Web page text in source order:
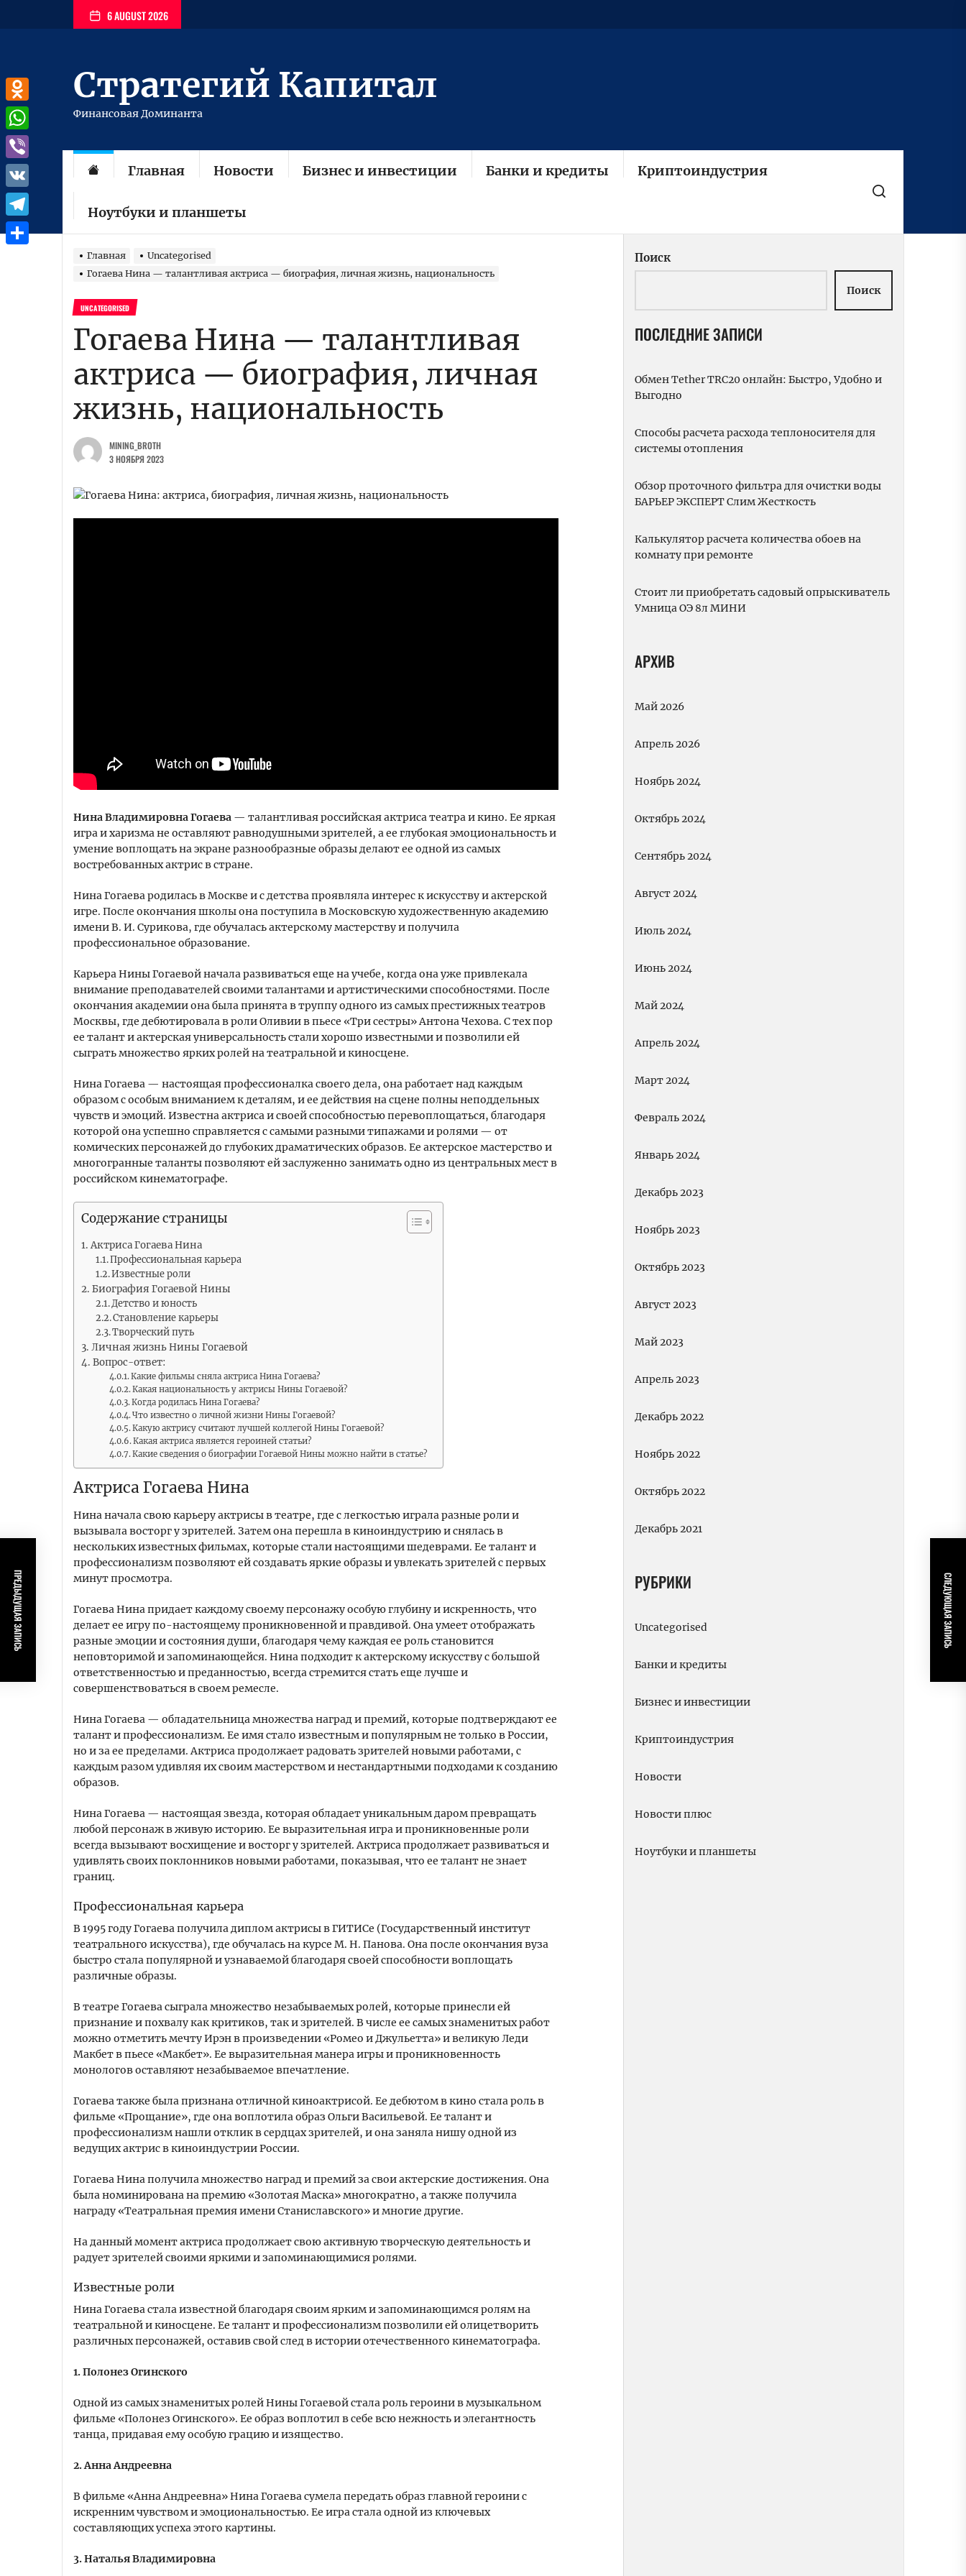
6 AUGUST 2026
Стратегий Капитал
Финансовая Доминанта
Главная Новости Бизнес и инвестиции Банки и кредиты Криптоиндустрия
Ноутбуки и планшеты
Главная
Uncategorised
Гогаева Нина — талантливая актриса — биография, личная жизнь, национальность
UNCATEGORISED
Гогаева Нина — талантливая
актриса — биография, личная
жизнь, национальность
MINING_BROTH
3 НОЯБРЯ 2023
Нина Владимировна Гогаева — талантливая российская актриса театра и кино. Ее яркая
игра и харизма не оставляют равнодушными зрителей, а ее глубокая эмоциональность и
умение воплощать на экране разнообразные образы делают ее одной из самых
востребованных актрис в стране.
Нина Гогаева родилась в Москве и с детства проявляла интерес к искусству и актерской
игре. После окончания школы она поступила в Московскую художественную академию
имени В. И. Сурикова, где обучалась актерскому мастерству и получила
профессиональное образование.
Карьера Нины Гогаевой начала развиваться еще на учебе, когда она уже привлекала
внимание преподавателей своими талантами и артистическими способностями. После
окончания академии она была принята в труппу одного из самых престижных театров
Москвы, где дебютировала в роли Оливии в пьесе «Три сестры» Антона Чехова. С тех пор
ее талант и актерская универсальность стали хорошо известными и позволили ей
сыграть множество ярких ролей на театральной и киносцене.
Нина Гогаева — настоящая профессионалка своего дела, она работает над каждым
образом с особым вниманием к деталям, и ее действия на сцене полны неподдельных
чувств и эмоций. Известна актриса и своей способностью перевоплощаться, благодаря
которой она успешно справляется с самыми разными типажами и ролями — от
комических персонажей до глубоких драматических образов. Ее актерское мастерство и
многогранные таланты позволяют ей заслуженно занимать одно из центральных мест в
российском кинематографе.
Содержание страницы
Актриса Гогаева Нина
Профессиональная карьера
Известные роли
Биография Гогаевой Нины
Детство и юность
Становление карьеры
Творческий путь
Личная жизнь Нины Гогаевой
Вопрос-ответ:
Какие фильмы сняла актриса Нина Гогаева?
Какая национальность у актрисы Нины Гогаевой?
Когда родилась Нина Гогаева?
Что известно о личной жизни Нины Гогаевой?
Какую актрису считают лучшей коллегой Нины Гогаевой?
Какая актриса является героиней статьи?
Какие сведения о биографии Гогаевой Нины можно найти в статье?
Актриса Гогаева Нина
Нина начала свою карьеру актрисы в театре, где с легкостью играла разные роли и
вызывала восторг у зрителей. Затем она перешла в киноиндустрию и снялась в
нескольких известных фильмах, которые стали настоящими шедеврами. Ее талант и
профессионализм позволяют ей создавать яркие образы и увлекать зрителей с первых
минут просмотра.
Гогаева Нина придает каждому своему персонажу особую глубину и искренность, что
делает ее игру по-настоящему проникновенной и правдивой. Она умеет отображать
разные эмоции и состояния души, благодаря чему каждая ее роль становится
неповторимой и запоминающейся. Нина подходит к актерскому искусству с большой
ответственностью и преданностью, всегда стремится стать еще лучше и
совершенствоваться в своем ремесле.
Нина Гогаева — обладательница множества наград и премий, которые подтверждают ее
талант и профессионализм. Ее имя стало известным и популярным не только в России,
но и за ее пределами. Актриса продолжает радовать зрителей новыми работами, с
каждым разом удивляя их своим мастерством и нестандартными подходами к созданию
образов.
Нина Гогаева — настоящая звезда, которая обладает уникальным даром превращать
любой персонаж в живую историю. Ее выразительная игра и проникновенные роли
всегда вызывают восхищение и восторг у зрителей. Актриса продолжает развиваться и
удивлять своих поклонников новыми работами, показывая, что ее талант не знает
границ.
Профессиональная карьера
В 1995 году Гогаева получила диплом актрисы в ГИТИСе (Государственный институт
театрального искусства), где обучалась на курсе М. Н. Панова. Она после окончания вуза
быстро стала популярной и узнаваемой благодаря своей способности воплощать
различные образы.
В театре Гогаева сыграла множество незабываемых ролей, которые принесли ей
признание и похвалу как критиков, так и зрителей. В числе ее самых знаменитых работ
можно отметить мечту Ирэн в произведении «Ромео и Джульетта» и великую Леди
Макбет в пьесе «Макбет». Ее выразительная манера игры и проникновенность
монологов оставляют незабываемое впечатление.
Гогаева также была признана отличной киноактрисой. Ее дебютом в кино стала роль в
фильме «Прощание», где она воплотила образ Ольги Васильевой. Ее талант и
профессионализм нашли отклик в сердцах зрителей, и она заняла нишу одной из
ведущих актрис в киноиндустрии России.
Гогаева Нина получила множество наград и премий за свои актерские достижения. Она
была номинирована на премию «Золотая Маска» многократно, а также получила
награду «Театральная премия имени Станиславского» и многие другие.
На данный момент актриса продолжает свою активную творческую деятельность и
радует зрителей своими яркими и запоминающимися ролями.
Известные роли
Нина Гогаева стала известной благодаря своим ярким и запоминающимся ролям на
театральной и киносцене. Ее талант и профессионализм позволили ей олицетворить
различных персонажей, оставив свой след в истории отечественного кинематографа.
1. Полонез Огинского
Одной из самых знаменитых ролей Нины Гогаевой стала роль героини в музыкальном
фильме «Полонез Огинского». Ее образ воплотил в себе всю нежность и элегантность
танца, придавая ему особую грацию и изящество.
2. Анна Андреевна
В фильме «Анна Андреевна» Нина Гогаева сумела передать образ главной героини с
искренним чувством и эмоциональностью. Ее игра стала одной из ключевых
составляющих успеха этого картины.
3. Наталья Владимировна
ПРЕДЫДУЩАЯ ЗАПИСЬ СЛЕДУЮЩАЯ ЗАПИСЬ
Поиск
Поиск
ПОСЛЕДНИЕ ЗАПИСИ
Обмен Tether TRC20 онлайн: Быстро, Удобно и
Выгодно
Способы расчета расхода теплоносителя для
системы отопления
Обзор проточного фильтра для очистки воды
БАРЬЕР ЭКСПЕРТ Слим Жесткость
Калькулятор расчета количества обоев на
комнату при ремонте
Стоит ли приобретать садовый опрыскиватель
Умница ОЭ 8л МИНИ
АРХИВ
Май 2026
Апрель 2026
Ноябрь 2024
Октябрь 2024
Сентябрь 2024
Август 2024
Июль 2024
Июнь 2024
Май 2024
Апрель 2024
Март 2024
Февраль 2024
Январь 2024
Декабрь 2023
Ноябрь 2023
Октябрь 2023
Август 2023
Май 2023
Апрель 2023
Декабрь 2022
Ноябрь 2022
Октябрь 2022
Декабрь 2021
РУБРИКИ
Uncategorised
Банки и кредиты
Бизнес и инвестиции
Криптоиндустрия
Новости
Новости плюс
Ноутбуки и планшеты
Odnoklassniki
WhatsApp
Viber
VK
Telegram